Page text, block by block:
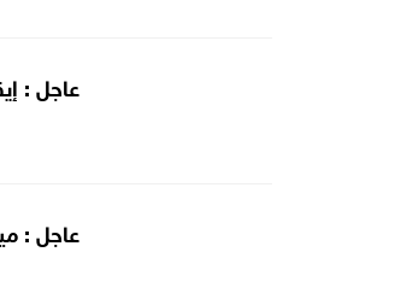
عاجل :
عاجل :